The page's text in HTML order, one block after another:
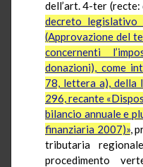
dell’art. 4-ter (recte:
decreto
(Approvazione del
concernenti
donazioni), come
78, lettera a), della
296, recante
bilancio annuale e
finanziaria 2007)»,
tributaria
procedimento